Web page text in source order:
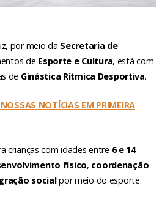
por meio da Secretaria de
de Esporte e Cultura, está com
de Ginástica Rítmica Desportiva.
NOTÍCIAS EM PRIMEIRA
crianças com idades entre 6 e 14
físico, coordenação
socialpor meio do esporte.